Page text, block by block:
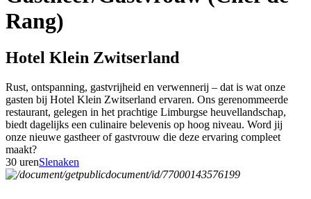
Rang)
Hotel Klein Zwitserland
Rust, ontspanning, gastvrijheid en verwennerij – dat is wat onze
gasten bij Hotel Klein Zwitserland ervaren. Ons gerenommeerde
restaurant, gelegen in het prachtige Limburgse heuvellandschap,
biedt dagelijks een culinaire belevenis op hoog niveau. Word jij
onze nieuwe gastheer of gastvrouw die deze ervaring compleet
maakt?
30 urenSlenaken